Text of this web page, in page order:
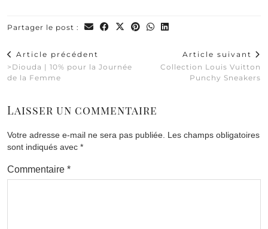
Partager le post :
Article précédent
>Diouda | 10% pour la Journée
de la Femme
Article suivant
Collection Louis Vuitton
Punchy Sneakers
Laisser un commentaire
Votre adresse e-mail ne sera pas publiée. Les champs obligatoires
sont indiqués avec *
Commentaire *